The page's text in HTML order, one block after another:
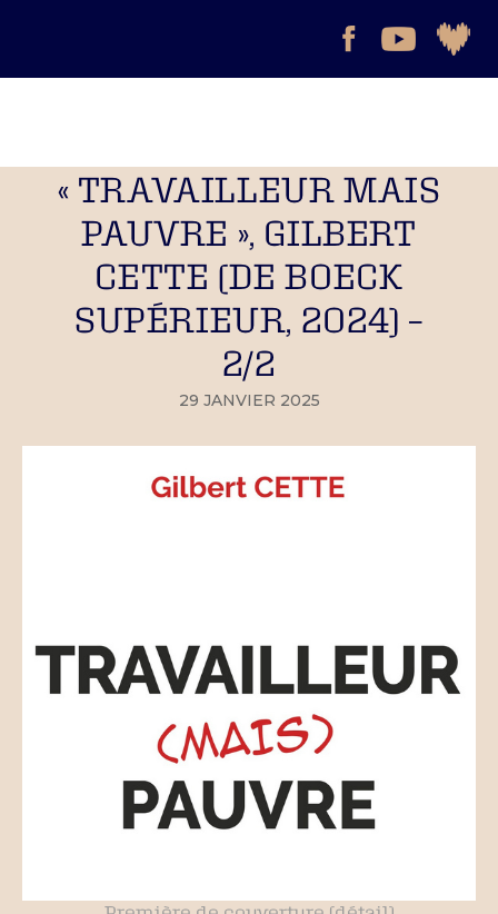
« TRAVAILLEUR MAIS
PAUVRE », GILBERT
CETTE (DE BOECK
SUPÉRIEUR, 2024) –
2/2
29 JANVIER 2025